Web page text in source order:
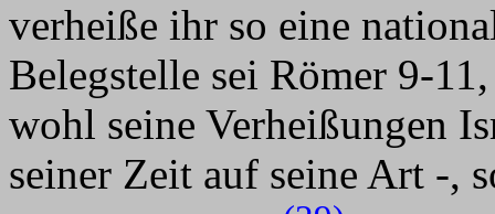
verheiße ihr so eine
Belegstelle sei Römer 9-
wohl seine Verheißungen
seiner Zeit auf seine Art -,